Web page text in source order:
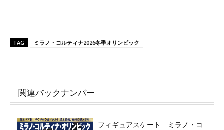
TAG ミラノ・コルティナ2026冬季オリンピック
関連バックナンバー
フィギュアスケート ミラノ・コ